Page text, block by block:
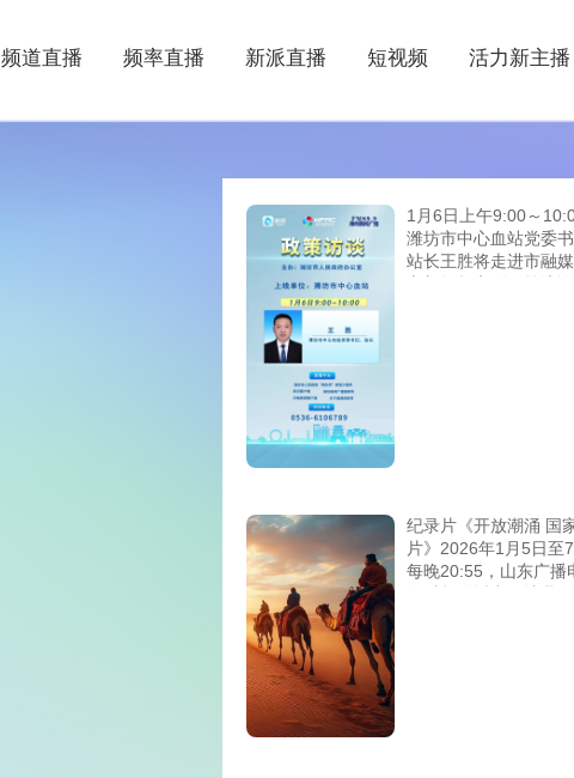
频道直播 频率直播 新派直播 短视频 活力新主播
1月6日上午9:00～
潍坊市中心血站党委
站长王胜将走进市融
纪录片《开放潮涌 国
片》2026年1月5日至
每晚20:55，山东广播